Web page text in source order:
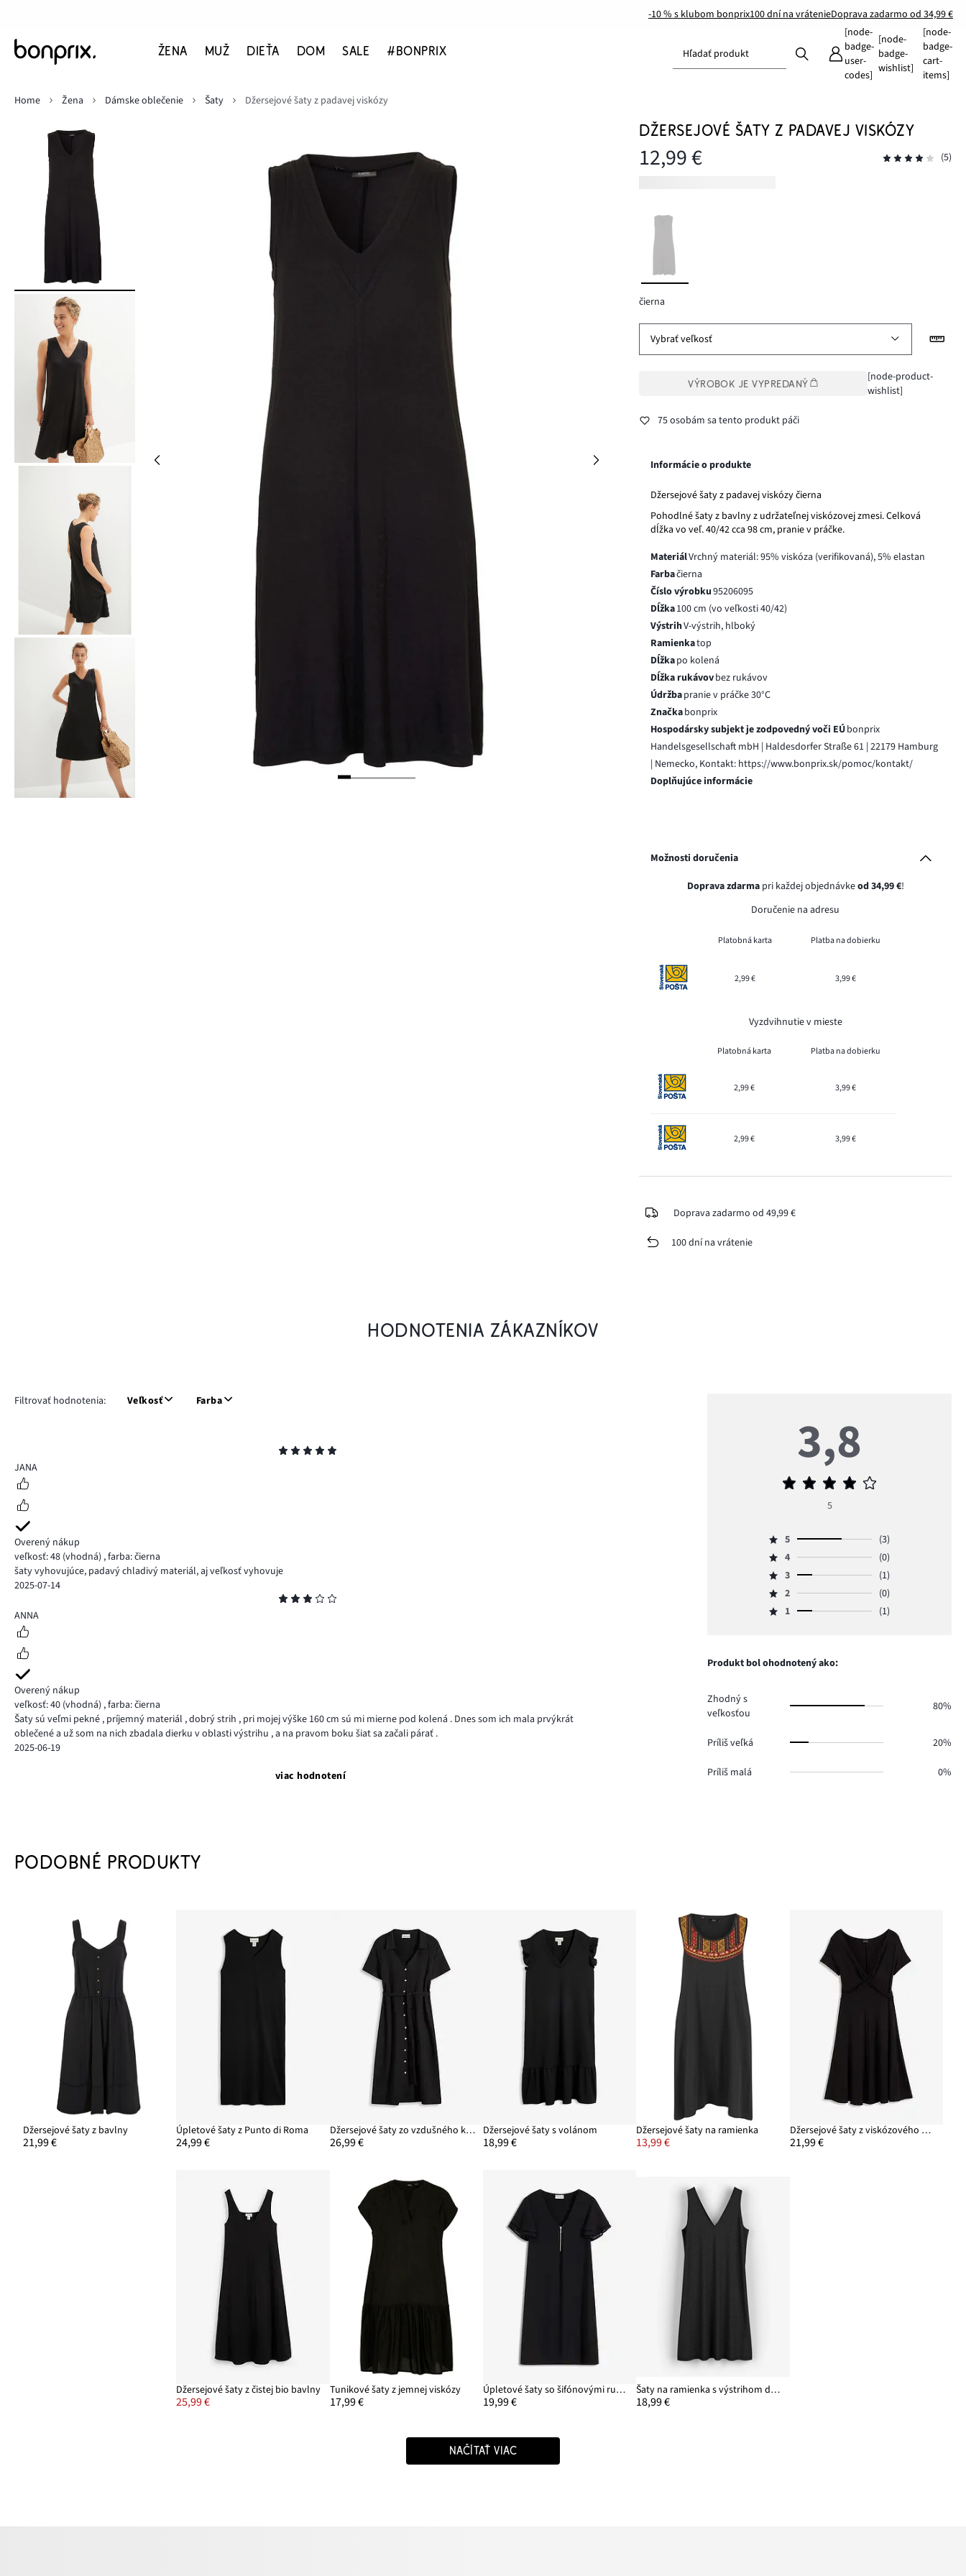
-10 % s klubom bonprix100 dní na vrátenieDoprava zadarmo od 34,99 €
ŽENA MUŽ DIEŤA DOM SALE #BONPRIX Hľadať produkt
[node-
badge-
user-
codes]
[node-
badge-
wishlist]
[node-
badge-
cart-
items]
Home
Žena Dámske oblečenie Šaty Džersejové šaty z padavej viskózy
DŽERSEJOVÉ ŠATY Z PADAVEJ VISKÓZY
12,99 € (5)
čierna
Vybrať veľkosť
VÝROBOK JE VYPREDANÝ
[node-product-
wishlist]
75 osobám sa tento produkt páči
Informácie o produkte
Džersejové šaty z padavej viskózy čierna
Pohodlné šaty z bavlny z udržateľnej viskózovej zmesi. Celková
dĺžka vo veľ. 40/42 cca 98 cm, pranie v práčke.
MateriálVrchný materiál: 95% viskóza (verifikovaná), 5% elastan
Farbačierna
Číslo výrobku95206095
Dĺžka100 cm (vo veľkosti 40/42)
VýstrihV-výstrih, hlboký
Ramienkatop
Dĺžkapo kolená
Dĺžka rukávovbez rukávov
Údržbapranie v práčke 30°C
Značkabonprix
Hospodársky subjekt je zodpovedný voči EÚbonprix
Handelsgesellschaft mbH | Haldesdorfer Straße 61 | 22179 Hamburg
| Nemecko, Kontakt: https://www.bonprix.sk/pomoc/kontakt/
Doplňujúce informácie
Možnosti doručenia
Doprava zdarmapri každej objednávkeod 34,99 €!
Doručenie na adresu
Platobná karta Platba na dobierku
2,99 € 3,99 €
Vyzdvihnutie v mieste
Platobná karta Platba na dobierku
2,99 € 3,99 €
2,99 € 3,99 €
Doprava zadarmo od 49,99 €
100 dní na vrátenie
HODNOTENIA ZÁKAZNÍKOV
Filtrovať hodnotenia: Veľkosť Farba
5
JANA
Overený nákup
veľkosť: 48 (vhodná) ,farba: čierna
šaty vyhovujúce, padavý chladivý materiál, aj veľkosť vyhovuje
2025-07-14
3
ANNA
Overený nákup
veľkosť: 40 (vhodná) ,farba: čierna
Šaty sú veľmi pekné , príjemný materiál , dobrý strih , pri mojej výške 160 cm sú mi mierne pod kolená . Dnes som ich mala prvýkrát
oblečené a už som na nich zbadala dierku v oblasti výstrihu , a na pravom boku šiat sa začali párať .
2025-06-19
viac hodnotení
3,8
Priemerné
3,8
5
Hodnotenie
5,
počet
hlasov
5
(3)
Hodnotenie
4,
počet
hlasov
4
(0)
Hodnotenie
3,
počet
3
(1)
Hodnotenie
2,
0.
2
(0)
Hodnotenie
hlasov
1 (1)
Produkt bol ohodnotený ako:
Zhodný s
veľkosťou
80%
Príliš veľká 20%
Príliš malá 0%
PODOBNÉ PRODUKTY
Džersejové šaty z bavlny
21,99 €
Úpletové šaty z Punto di Roma
24,99 €
Džersejové šaty zo vzdušného krepu
26,99 €
Džersejové šaty s volánom
18,99 €
Džersejové šaty na ramienka
13,99 €
Džersejové šaty z viskózového mixu
21,99 €
Džersejové šaty z čistej bio bavlny
25,99 €
Tunikové šaty z jemnej viskózy
17,99 €
Úpletové šaty so šifónovými rukávmi
19,99 €
Šaty na ramienka s výstrihom do V
18,99 €
NAČÍTAŤ VIAC